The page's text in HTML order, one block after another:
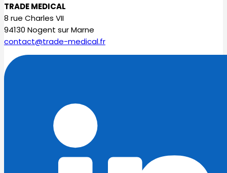
TRADE MEDICAL
8 rue Charles VII
94130 Nogent sur Marne
contact@trade-medical.fr